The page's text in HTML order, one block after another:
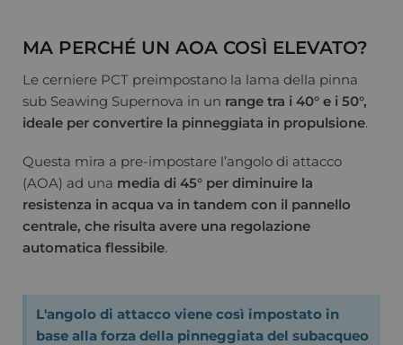
MA PERCHÉ UN AOA COSÌ ELEVATO?
Le cerniere PCT preimpostano la lama della pinna
sub Seawing Supernova in un range tra i 40° e i 50°,
ideale per convertire la pinneggiata in propulsione.
Questa mira a pre-impostare l’angolo di attacco
(AOA) ad una media di 45° per diminuire la
resistenza in acqua va in tandem con il pannello
centrale, che risulta avere una regolazione
automatica flessibile.
L'angolo di attacco viene così impostato in
base alla forza della pinneggiata del subacqueo